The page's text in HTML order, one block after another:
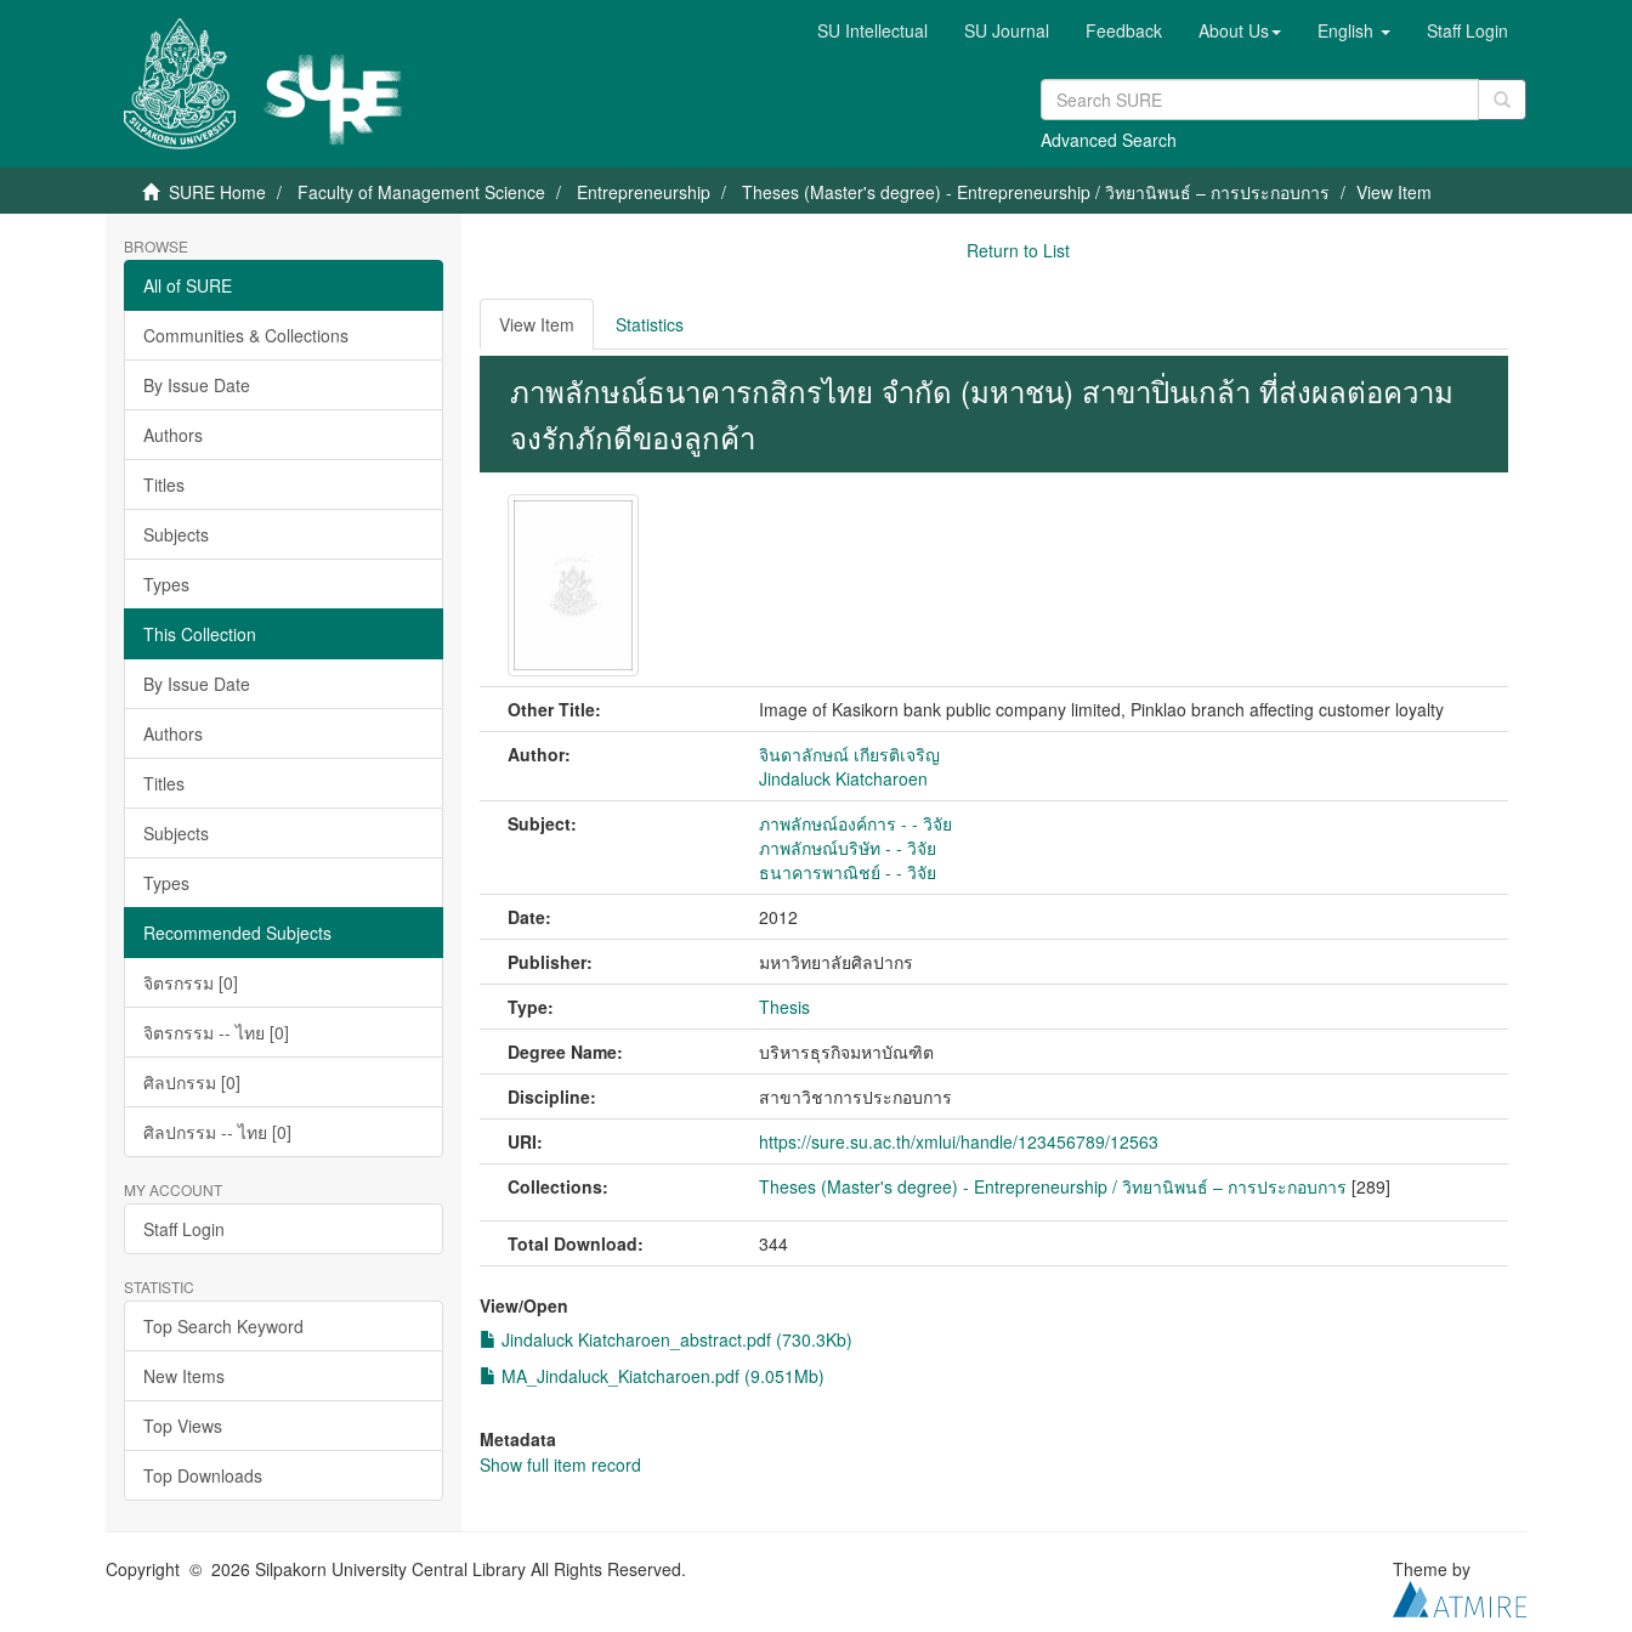
SU Intellectual SU Journal Feedback About Us English Staff Login
Advanced Search
SURE Home Faculty of Management Science Entrepreneurship Theses (Master's degree) - Entrepreneurship / วิทยานิพนธ์ – การประกอบการ View Item
BROWSE
All of SURE
Communities & Collections
By Issue Date
Authors
Titles
Subjects
Types
This Collection
By Issue Date
Authors
Titles
Subjects
Types
Recommended Subjects
จิตรกรรม [0]
จิตรกรรม -- ไทย [0]
ศิลปกรรม [0]
ศิลปกรรม -- ไทย [0]
MY ACCOUNT
Staff Login
STATISTIC
Top Search Keyword
New Items
Top Views
Top Downloads
Return to List
View Item Statistics
ภาพลักษณ์ธนาคารกสิกรไทย จำกัด (มหาชน) สาขาปิ่นเกล้า ที่ส่งผลต่อความ
จงรักภักดีของลูกค้า
Other Title:
Image of Kasikorn bank public company limited, Pinklao branch affecting customer loyalty
Author:
จินดาลักษณ์ เกียรติเจริญ
Jindaluck Kiatcharoen
Subject:
ภาพลักษณ์องค์การ - - วิจัย
ภาพลักษณ์บริษัท - - วิจัย
ธนาคารพาณิชย์ - - วิจัย
Date:
2012
Publisher:
มหาวิทยาลัยศิลปากร
Type:
Thesis
Degree Name:
บริหารธุรกิจมหาบัณฑิต
Discipline:
สาขาวิชาการประกอบการ
URI:
https://sure.su.ac.th/xmlui/handle/123456789/12563
Collections:
Theses (Master's degree) - Entrepreneurship / วิทยานิพนธ์ – การประกอบการ [289]
Total Download: 344
View/Open
Jindaluck Kiatcharoen_abstract.pdf (730.3Kb)
MA_Jindaluck_Kiatcharoen.pdf (9.051Mb)
Metadata
Show full item record
Copyright © 2026 Silpakorn University Central Library All Rights Reserved. Theme by